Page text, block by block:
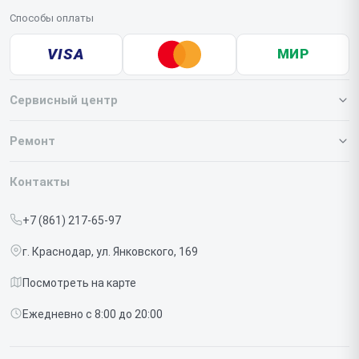
Способы оплаты
VISA МИР
Сервисный центр
О нашем сервисе
Срочный ремонт
Доставка и способы оплаты
Диагностика
Контакты
Ремонт
Iphone
Контакты
+7 (861) 217-65-97
г. Краснодар, ул. Янковского, 169
Посмотреть на карте
Ежедневно с 8:00 до 20:00